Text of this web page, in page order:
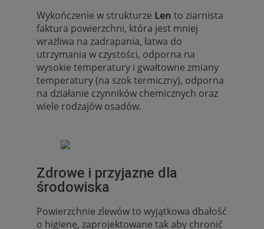
Wykończenie w strukturze Len to ziarnista
faktura powierzchni, która jest mniej
wrażliwa na zadrapania, łatwa do
utrzymania w czystości, odporna na
wysokie temperatury i gwałtowne zmiany
temperatury (na szok termiczny), odporna
na działanie czynników chemicznych oraz
wiele rodzajów osadów.
Zdrowe i przyjazne dla
środowiska
Powierzchnie zlewów to wyjątkowa dbałość
o higienę, zaprojektowane tak aby chronić